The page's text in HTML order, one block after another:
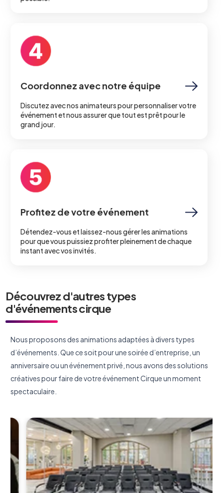
Coordonnez avec notre équipe
Discutez avec nos animateurs pour personnaliser votre
événement et nous assurer que tout est prêt pour le
grand jour.
Profitez de votre événement
Détendez-vous et laissez-nous gérer les animations
pour que vous puissiez profiter pleinement de chaque
instant avec vos invités.
Découvrez d'autres types
d'événements cirque
Nous proposons des animations adaptées à divers types
d’événements. Que ce soit pour une soirée d’entreprise, un
anniversaire ou un événement privé, nous avons des solutions
créatives pour faire de votre événement Cirque un moment
spectaculaire.